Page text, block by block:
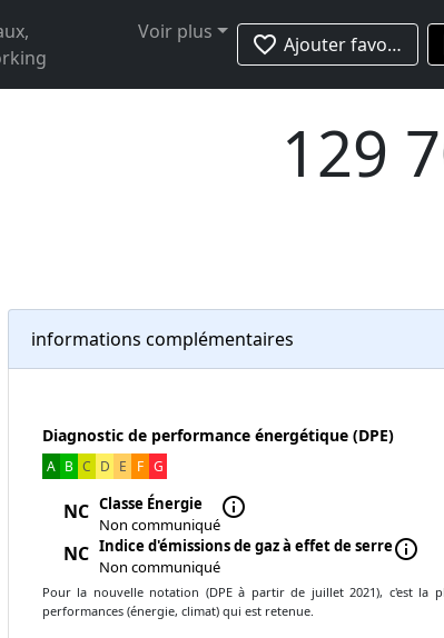
Voir plus favorite_border Ajouter favoris
129
informations complémentaires
Diagnostic de performance énergétique (DPE)
A B C D E F G
NC Classe Énergie
Non communiqué
info
NC Indice d'émissions de gaz à effet de serre
Non communiqué
info
Pour la nouvelle notation (DPE à partir de juillet 2021), c'est la
performances (énergie, climat) qui est retenue.